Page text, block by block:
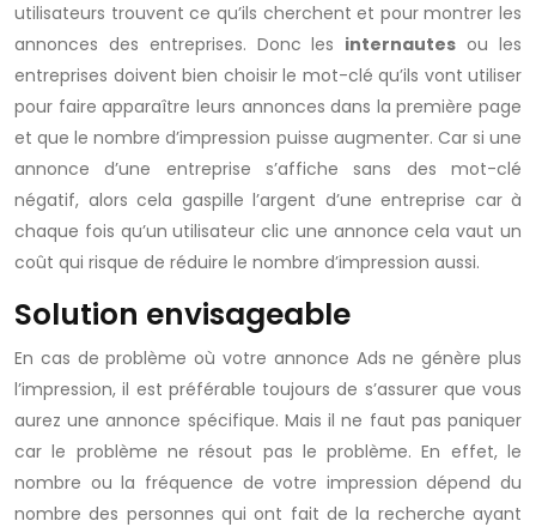
utilisateurs trouvent ce qu’ils cherchent et pour montrer les
annonces des entreprises. Donc les internautes ou les
entreprises doivent bien choisir le mot-clé qu’ils vont utiliser
pour faire apparaître leurs annonces dans la première page
et que le nombre d’impression puisse augmenter. Car si une
annonce d’une entreprise s’affiche sans des mot-clé
négatif, alors cela gaspille l’argent d’une entreprise car à
chaque fois qu’un utilisateur clic une annonce cela vaut un
coût qui risque de réduire le nombre d’impression aussi.
Solution envisageable
En cas de problème où votre annonce Ads ne génère plus
l’impression, il est préférable toujours de s’assurer que vous
aurez une annonce spécifique. Mais il ne faut pas paniquer
car le problème ne résout pas le problème. En effet, le
nombre ou la fréquence de votre impression dépend du
nombre des personnes qui ont fait de la recherche ayant